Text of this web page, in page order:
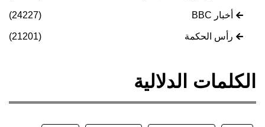
أخبار BBC (24227)
رأس الحكمة (21201)
الكلمات الدلالية